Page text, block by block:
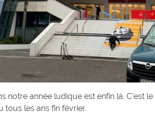
notre année ludique est enfin là. C’est le
tous les ans fin février.